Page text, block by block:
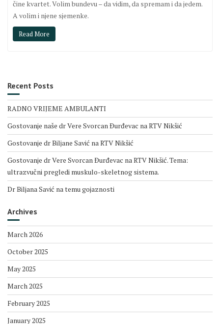
čine kvartet. Volim bundevu – da vidim, da spremam i da jedem.
A volim i njene sjemenke.
Read More
Recent Posts
RADNO VRIJEME AMBULANTI
Gostovanje naše dr Vere Svorcan Ðurđevac na RTV Nikšić
Gostovanje dr Biljane Savić na RTV Nikšić
Gostovanje dr Vere Svorcan Ðurđevac na RTV Nikšić. Tema:
ultrazvučni pregledi muskulo-skeletnog sistema.
Dr Biljana Savić na temu gojaznosti
Archives
March 2026
October 2025
May 2025
March 2025
February 2025
January 2025